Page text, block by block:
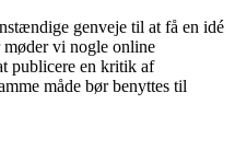
genveje til at få en idé
vi nogle online
publicere en kritik af
måde bør benyttes til